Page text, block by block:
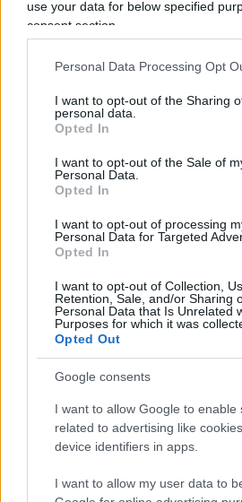
use your data for below specified
consent section.
Personal Data Processing Opt
I want to opt-out of the Sharing
personal data.
Opted In
I want to opt-out of the Sale of
Personal Data.
Opted In
I want to opt-out of processing
Personal Data for Targeted
Opted In
I want to opt-out of Collection,
Retention, Sale, and/or Sharing
Personal Data that Is Unrelated
Purposes for which it was
Opted Out
Google consents
I want to allow Google to enable
related to advertising like
device identifiers in apps.
I want to allow my user data to
Scandalo Nyt: accuse
di Stefano Magni
20 Maggio 2026, 5:58